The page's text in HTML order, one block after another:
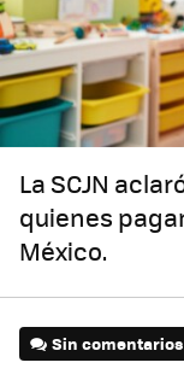
La SCJN
quienes
México.
Sin comentarios